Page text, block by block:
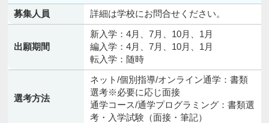
募集人員 詳細は学校にお問合せください。
出願期間
新入学：4月、7月、10月、1月
編入学：4月、7月、10月、1月
転入学：随時
選考方法
ネット/個別指導/オンライン通学：書類
選考※必要に応じ面接
通学コース/通学プログラミング：書類選
考・入学試験（面接・筆記）